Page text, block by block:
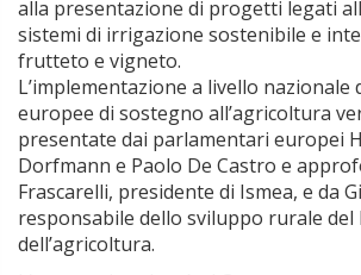
alla presentazione di progetti legati
sistemi di irrigazione sostenibile e
frutteto e vigneto.
L’implementazione a livello nazionale
europee di sostegno all’agricoltura
presentate dai parlamentari europei
Dorfmann e Paolo De Castro e
Frascarelli, presidente di Ismea, e da
responsabile dello sviluppo rurale
dell’agricoltura.